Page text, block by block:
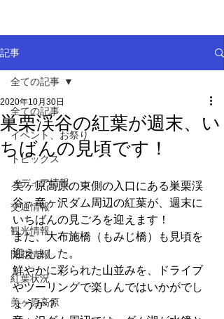
記事
全ての記事
イベント、お祭り
トピックス
メディア情報
交通情報
観光情報
開花情報
紅葉状況
美ヶ原高原
全ての記事
巣栗渓谷の紅葉が週末、い
ちばんの見頃です！
2020年10月30日
美ヶ原高原の東側の入口にある巣栗渓
谷・竜ヶ沢ダム周辺の紅葉が、週末に
いちばんの見ごろを迎えます！
また、大布施橋（もみじ橋）も見頃を
迎えました。
鮮やかに彩られた山並みを、ドライブ
やツーリングで楽しんではいかがでし
ょうか？